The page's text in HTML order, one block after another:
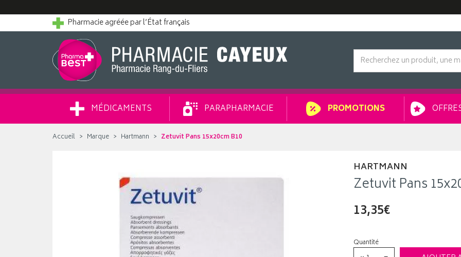
Pharmacie agréée par l’État français
MÉDICAMENTS PARAPHARMACIE PROMOTIONS
Accueil Marque Hartmann Zetuvit Pans 15x20cm B10
HARTMANN
Zetuvit Pans
13,35€
Quantité